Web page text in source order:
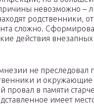
невозможно –
родственники,
сложно.
действия
не преследовал
и
провал в памяти
имеет